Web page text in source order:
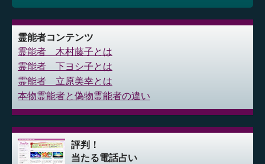
霊能者コンテンツ
霊能者 木村藤子とは
霊能者 下ヨシ子とは
霊能者 立原美幸とは
本物霊能者と偽物霊能者の違い
評判！
当たる電話占い